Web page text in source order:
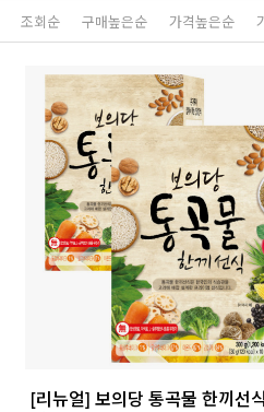
조회순 구매높은순 가격높은순
[리뉴얼] 보의당 통곡물 한끼선